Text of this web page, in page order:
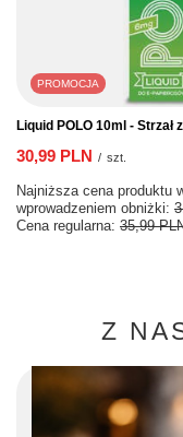
PROMOCJA
Liquid POLO 10ml - Strzał
30,99 PLN / szt.
Najniższa cena produktu
wprowadzeniem obniżki:
Cena regularna: 35,99
Z